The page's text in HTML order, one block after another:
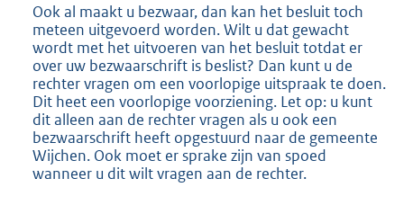
l
n
:
Ook al maakt u bezwaar, dan kan het besluit toch
meteen uitgevoerd worden. Wilt u dat gewacht
wordt met het uitvoeren van het besluit totdat er
over uw bezwaarschrift is beslist? Dan kunt u de
rechter vragen om een voorlopige uitspraak te doen.
Dit heet een voorlopige voorziening. Let op: u kunt
dit alleen aan de rechter vragen als u ook een
bezwaarschrift heeft opgestuurd naar de gemeente
Wijchen. Ook moet er sprake zijn van spoed
wanneer u dit wilt vragen aan de rechter.